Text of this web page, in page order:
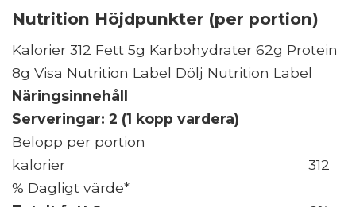
Nutrition Höjdpunkter (per portion)
Kalorier 312 Fett 5g Karbohydrater 62g Protein
8g Visa Nutrition Label Dölj Nutrition Label
Näringsinnehåll
Serveringar: 2 (1 kopp vardera)
Belopp per portion
kalorier
312
% Dagligt värde*